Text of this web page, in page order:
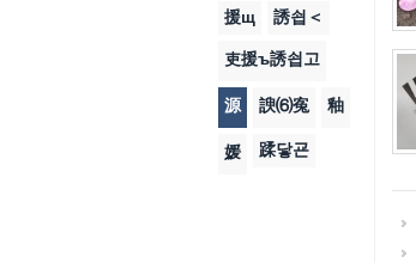
援щ 誘쇱＜
吏援ъ誘쇱고
源 諛⑹寃 釉
媛 蹂닿굔